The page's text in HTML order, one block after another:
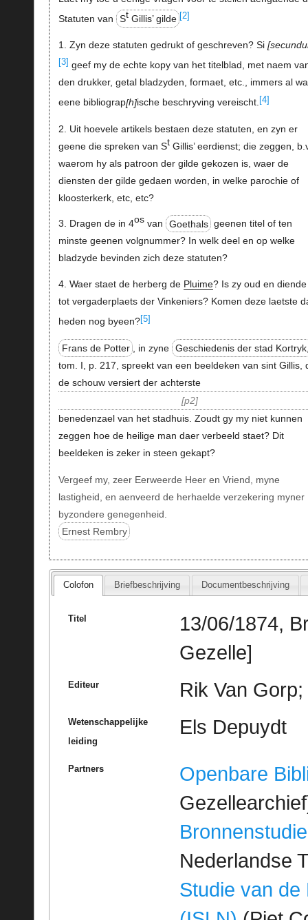
Statuten van
StGillis’ gilde [2]
1. Zyn deze statuten gedrukt of geschreven? Si
[3] geef my de echte kopy van het titelblad, met naem
den drukker, getal bladzyden, formaet, etc., immers al
eene bibliograp h ische beschryving vereischt. [4]
2. Uit hoevele artikels bestaen deze statuten, en zyn er
geene die spreken van StGillis’ eerdienst; die zeggen,
waerom hy als patroon der gilde gekozen is, waer de
diensten der gilde gedaen worden, in welke parochie of
kloosterkerk, etc, etc?
3. Dragen de in 4osvan Goethals geenen titel of ten
minste geenen volgnummer? In welk deel en op welke
bladzyde bevinden zich deze statuten?
4. Waer staet de herberg de Pluime? Is zy oud en
tot vergaderplaets der Vinkeniers? Komen deze laetste
heden nog byeen?[5]
Frans de Potter , in zyne Geschiedenis der stad
tom. I, p. 217, spreekt van een beeldeken van sint Gillis,
de schouw versiert der achterste
p2
benedenzael van het stadhuis. Zoudt gy my niet kunnen
zeggen hoe de heilige man daer verbeeld staet? Dit
beeldeken is zeker in steen gekapt?
Vergeef my, zeer Eerweerde Heer en Vriend, myne
lastigheid, en aenveerd de herhaelde verzekering myner
byzondere genegenheid.
Ernest Rembry
Colofon Briefbeschrijving Documentbeschrijving
Titel
13/06/1874,
Gezelle]
Editeur Rik Van
Wetenschappelijke
leiding
Els Depuydt
Partners
Openbare
Bronnenstudie
Nederlandse
Studie van de